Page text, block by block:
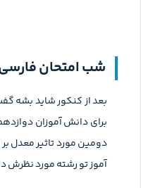
شب امتحان
بعد از کنکور شاید بشه
برای دانش آموزان
دومین مورد تاثیر معدل
آموز تو رشته مورد نظرش